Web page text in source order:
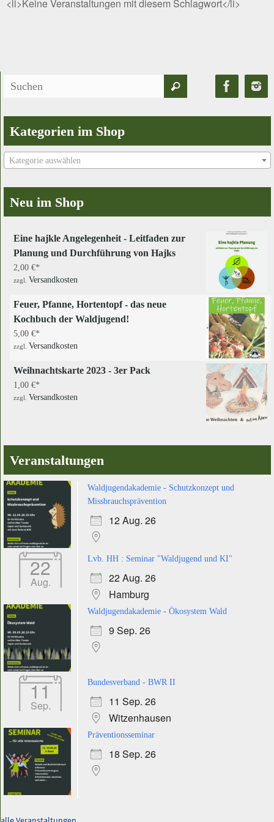
<li>Keine Veranstaltungen mit diesem Schlagwort</li>
Suchen
Kategorien im Shop
Kategorie auswählen
Neu im Shop
Eine hajkle Angelegenheit - Leitfaden zur
Planung und Durchführung von Hajks
2,00 €
zzgl. Versandkosten
Feuer, Pfanne, Hortentopf - das neue
Kochbuch der Waldjugend!
5,00 €
zzgl. Versandkosten
Weihnachtskarte 2023 - 3er Pack
1,00 €
zzgl. Versandkosten
Veranstaltungen
Waldjugendakademie - Schutzkonzept und
Missbrauchsprävention
12 Aug. 26
22
Aug.
Lvb. HH : Seminar "Waldjugend und KI"
22 Aug. 26
Hamburg
Waldjugendakademie - Ökosystem Wald
9 Sep. 26
11
Sep.
Bundesverband - BWR II
11 Sep. 26
Witzenhausen
Präventionsseminar
18 Sep. 26